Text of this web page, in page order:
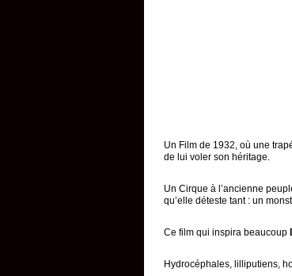
Un Film de 1932, où une
de lui voler son héritage.
Un Cirque à l’ancienne
qu’elle déteste tant : un
Ce film qui inspira beaucoup
Hydrocéphales, lilliputiens,